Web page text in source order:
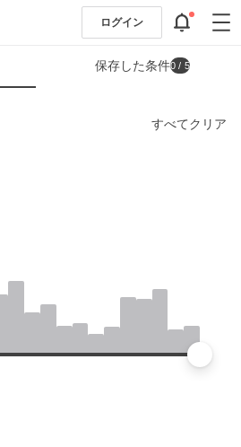
ログイン
保存した条件0 / 5
すべてクリア